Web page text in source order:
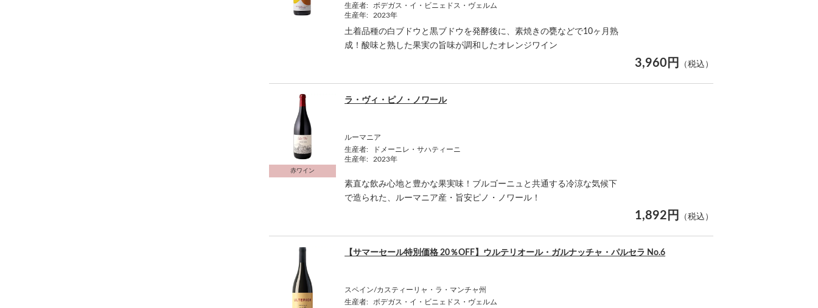
生産者:
ボデガス・イ・ビニェドス・ヴェルム
生産年:
2023年
土着品種の白ブドウと黒ブドウを発酵後に、素焼きの甕などで10ヶ月熟
成！酸味と熟した果実の旨味が調和したオレンジワイン
3,960円 （税込）
赤ワイン
ルーマニア
ラ・ヴィ・ピノ・ノワール
生産者:
ドメーニレ・サハティーニ
生産年:
2023年
素直な飲み心地と豊かな果実味！ブルゴーニュと共通する冷涼な気候下
で造られた、ルーマニア産・旨安ピノ・ノワール！
1,892円 （税込）
スペイン/カスティーリャ・ラ・マンチャ州
【サマーセール特別価格 20％OFF】ウルテリオール・ガルナッチャ・パルセラ No.6
生産者:
ボデガス・イ・ビニェドス・ヴェルム